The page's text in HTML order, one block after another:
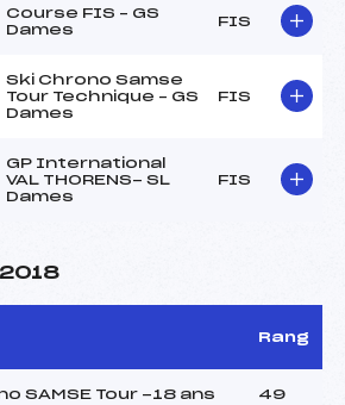
Course FIS – GS
Dames
FIS
Ski Chrono Samse
Tour Technique – GS
Dames
FIS
GP International
VAL THORENS- SL
Dames
FIS
Rang
SAMSE Tour -18 ans 49